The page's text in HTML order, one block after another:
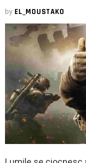
by EL_MOUSTAKO